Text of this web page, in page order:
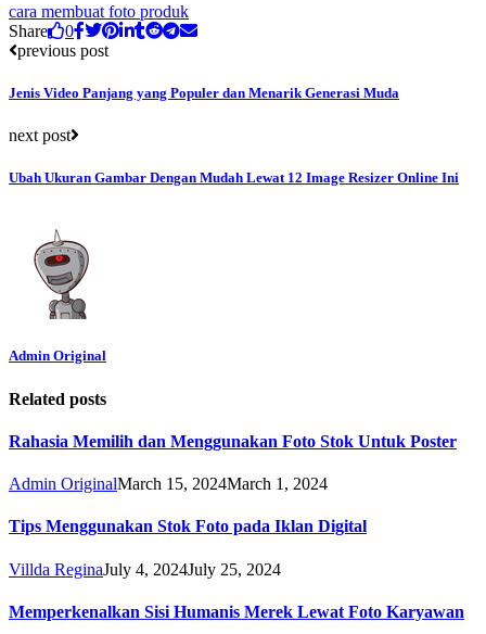
cara membuat foto produk
Share
0
previous post
Jenis Video Panjang yang Populer dan Menarik Generasi Muda
next post
Ubah Ukuran Gambar Dengan Mudah Lewat 12 Image Resizer Online Ini
Admin Original
Related posts
Rahasia Memilih dan Menggunakan Foto Stok Untuk Poster
Admin OriginalMarch 15, 2024March 1, 2024
Tips Menggunakan Stok Foto pada Iklan Digital
Villda ReginaJuly 4, 2024July 25, 2024
Memperkenalkan Sisi Humanis Merek Lewat Foto Karyawan